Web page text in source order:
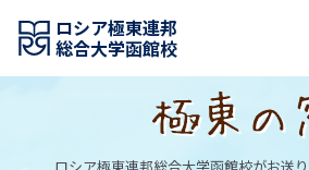
ロシア極東連邦
総合大学函館校